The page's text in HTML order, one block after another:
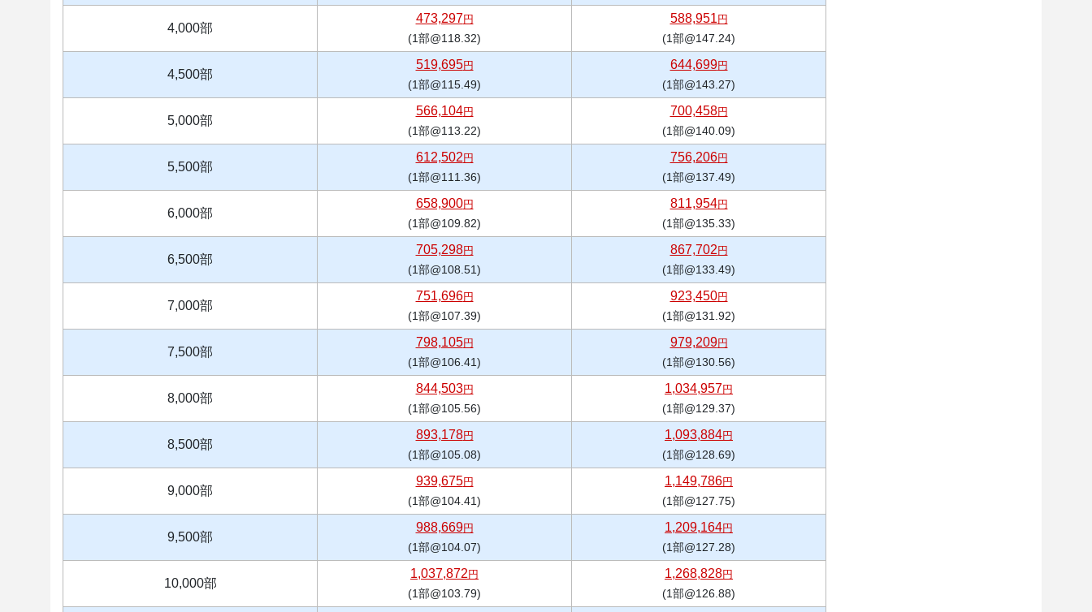
4,000部
473,297円
(1部@118.32)
588,951円
(1部@147.24)
4,500部
519,695円
(1部@115.49)
644,699円
(1部@143.27)
5,000部
566,104円
(1部@113.22)
700,458円
(1部@140.09)
5,500部
612,502円
(1部@111.36)
756,206円
(1部@137.49)
6,000部
658,900円
(1部@109.82)
811,954円
(1部@135.33)
6,500部
705,298円
(1部@108.51)
867,702円
(1部@133.49)
7,000部
751,696円
(1部@107.39)
923,450円
(1部@131.92)
7,500部
798,105円
(1部@106.41)
979,209円
(1部@130.56)
8,000部
844,503円
(1部@105.56)
1,034,957円
(1部@129.37)
8,500部
893,178円
(1部@105.08)
1,093,884円
(1部@128.69)
9,000部
939,675円
(1部@104.41)
1,149,786円
(1部@127.75)
9,500部
988,669円
(1部@104.07)
1,209,164円
(1部@127.28)
10,000部
1,037,872 円
(1部@103.79)
1,268,828円
(1部@126.88)